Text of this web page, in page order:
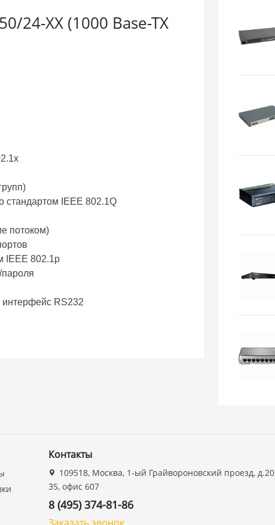
24-XX (1000 Base-TX
стандартом IEEE 802.1Q
потоком)
IEEE 802.1p
интерфейс RS232
Контакты
109518, Москва, 1-ый Грайвороновский проезд,
35, офис 607
8 (495) 374-81-86